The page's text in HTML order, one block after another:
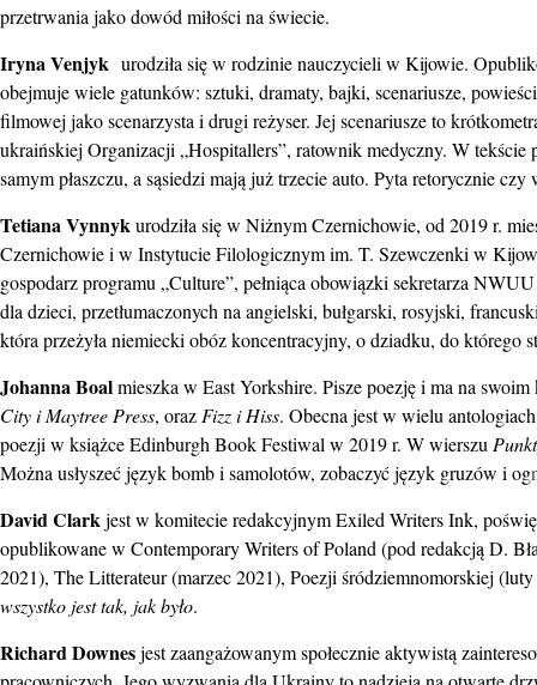
przetrwania jako dowód miłości na świecie.
Iryna Venjyk urodziła się w rodzinie nauczycieli w Kijowie.
obejmuje wiele gatunków: sztuki, dramaty, bajki, scenariusze,
filmowej jako scenarzysta i drugi reżyser. Jej scenariusze to
ukraińskiej Organizacji „Hospitallers”, ratownik medyczny. W tekście
samym płaszczu, a sąsiedzi mają już trzecie auto. Pyta retorycznie
Tetiana Vynnykurodziła się w Niżnym Czernichowie, od 2019 r.
Czernichowie i w Instytucie Filologicznym im. T. Szewczenki w
gospodarz programu „Culture”, pełniąca obowiązki sekretarza
dla dzieci, przetłumaczonych na angielski, bułgarski, rosyjski,
która przeżyła niemiecki obóz koncentracyjny, o dziadku, do którego
Johanna Boalmieszka w East Yorkshire. Pisze poezję i ma na
City i Maytree Press, oraz Fizz i Hiss. Obecna jest w wielu
poezji w książce Edinburgh Book Festiwal w 2019 r. W wierszu
Można usłyszeć język bomb i samolotów, zobaczyć język gruzów i og
David Clarkjest w komitecie redakcyjnym Exiled Writers Ink,
opublikowane w Contemporary Writers of Poland (pod redakcją D.
2021), The Litterateur (marzec 2021), Poezji śródziemnomorskiej
wszystko jest tak, jak było.
Richard Downesjest zaangażowanym społecznie aktywistą